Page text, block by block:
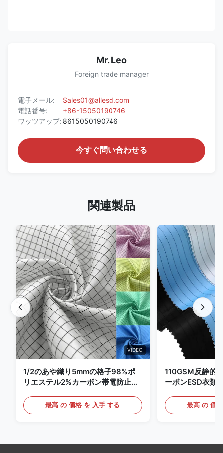
Mr. Leo
Foreign trade manager
電子メール:
Sales01@allesd.com
電話番号:
+86-15050190746
ワッツアップ: 8615050190746
今すぐ問い合わせる
関連製品
VIDEO
1/2のあや織り5mmの格子98%ポ
リエステル2%カーボン帯電防止衣
最高 の 価格 を 入手 する
110GSM反静的
ーボンESD衣類
最高 の 価